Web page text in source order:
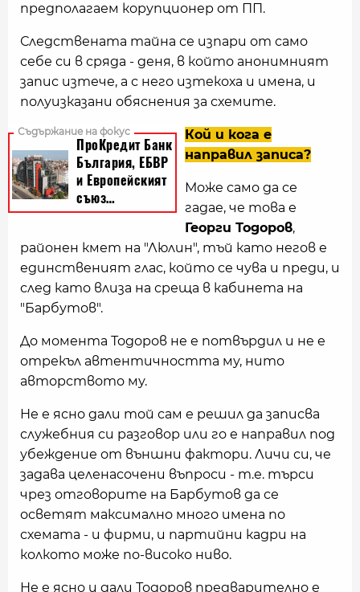
предполагаем корупционер от ПП.
Следствената тайна се изпари от само
себе си в сряда - деня, в който анонимният
запис изтече, а с него изтекоха и имена, и
полуизказани обяснения за схемите.
Кой и кога е
направил записа?
Може само да се
гадае, че това е
Георги Тодоров,
районен кмет на "Люлин", тъй като негов е
единственият глас, който се чува и преди, и
след като влиза на среща в кабинета на
"Барбутов".
До момента Тодоров не е потвърдил и не е
отрекъл автентичността му, нито
авторството му.
Не е ясно дали той сам е решил да записва
служебния си разговор или го е направил под
убеждение от външни фактори. Личи си, че
задава целенасочени въпроси - т.е. търси
чрез отговорите на Барбутов да се
осветят максимално много имена по
схемата - и фирми, и партийни кадри на
колкото може по-високо ниво.
Не е ясно и дали Тодоров предварително е